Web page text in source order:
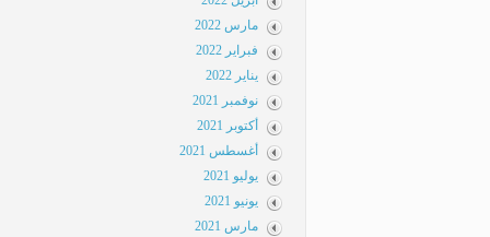
مارس 2022
فبراير 2022
يناير 2022
نوفمبر 2021
أكتوبر 2021
أغسطس 2021
يوليو 2021
يونيو 2021
مارس 2021